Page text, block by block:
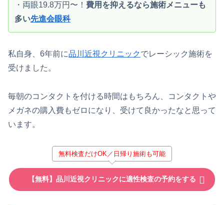
・両眼19.8万円〜！ 費用を抑えるなら施術メニューも
多い先進会眼科
私自身、6年前に品川近視クリニックでレーシック施術を
受けました。
毎朝のコンタクトを付ける時間はもちろん、コンタクトや
メガネの購入費もゼロになり、受けて良かったなと思って
います。
無料検査だけOK／日帰り施術も可能
【無料】品川近視クリニックに適性検査の予約をする